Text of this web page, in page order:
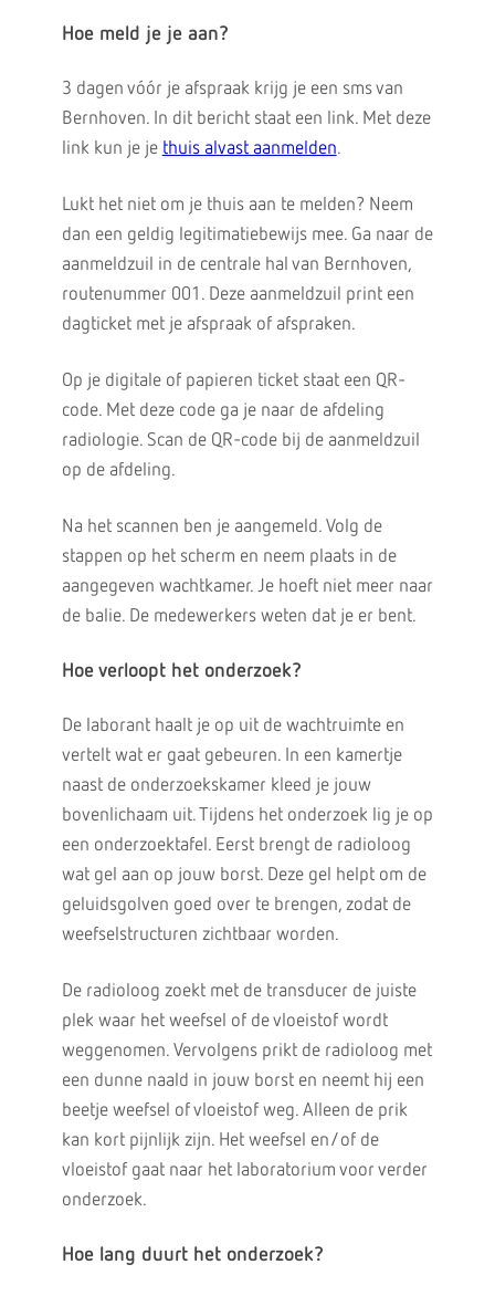
Hoe meld je je aan?
3 dagen vóór je afspraak krijg je een sms van
Bernhoven. In dit bericht staat een link. Met deze
link kun je je thuis alvast aanmelden.
Lukt het niet om je thuis aan te melden? Neem
dan een geldig legitimatiebewijs mee. Ga naar de
aanmeldzuil in de centrale hal van Bernhoven,
routenummer 001. Deze aanmeldzuil print een
dagticket met je afspraak of afspraken.
Op je digitale of papieren ticket staat een QR-
code. Met deze code ga je naar de afdeling
radiologie. Scan de QR-code bij de aanmeldzuil
op de afdeling.
Na het scannen ben je aangemeld. Volg de
stappen op het scherm en neem plaats in de
aangegeven wachtkamer. Je hoeft niet meer naar
de balie. De medewerkers weten dat je er bent.
Hoe verloopt het onderzoek?
De laborant haalt je op uit de wachtruimte en
vertelt wat er gaat gebeuren. In een kamertje
naast de onderzoekskamer kleed je jouw
bovenlichaam uit. Tijdens het onderzoek lig je op
een onderzoektafel. Eerst brengt de radioloog
wat gel aan op jouw borst. Deze gel helpt om de
geluidsgolven goed over te brengen, zodat de
weefselstructuren zichtbaar worden.
De radioloog zoekt met de transducer de juiste
plek waar het weefsel of de vloeistof wordt
weggenomen. Vervolgens prikt de radioloog met
een dunne naald in jouw borst en neemt hij een
beetje weefsel of vloeistof weg. Alleen de prik
kan kort pijnlijk zijn. Het weefsel en/of de
vloeistof gaat naar het laboratorium voor verder
onderzoek.
Hoe lang duurt het onderzoek?